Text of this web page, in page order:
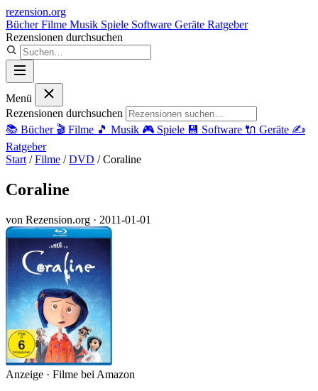
rezension.org
BücherFilme Musik Spiele Software Geräte Ratgeber
Rezensionen durchsuchen
Menü
Rezensionen durchsuchen
📚 Bücher 🎬 Filme 🎵 Musik 🎮 Spiele 💾 Software 🔌 Geräte ✍️
Ratgeber
Start / Filme / DVD / Coraline
Coraline
von Rezension.org · 2011-01-01
Anzeige · Filme bei Amazon